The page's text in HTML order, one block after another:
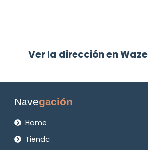
Ver la dirección en Waze
Navegación
Home
Tienda